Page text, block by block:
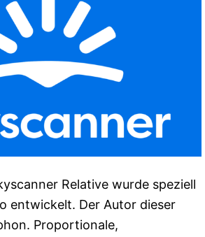
Relative wurde speziell
entwickelt. Der Autor dieser
Proportionale,